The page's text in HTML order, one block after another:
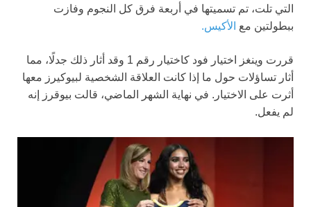
التي تلت، تم تسميتها في أربعة فرق كل النجوم وفازت
ببطولتين مع الأكيس.
قررت وينغز اختيار فود كاختيار رقم 1 وقد أثار ذلك جدلًا، مما
أثار تساؤلات حول ما إذا كانت العلاقة الشخصية لبيوكيرز معها
أثرت على الاختيار. في نهاية الشهر الماضي، قالت بيوقرز إنه
لم يفعل.